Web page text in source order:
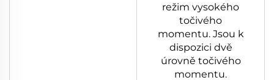
režim vysokého
točivého
momentu. Jsou k
dispozici dvě
úrovně točivého
momentu.